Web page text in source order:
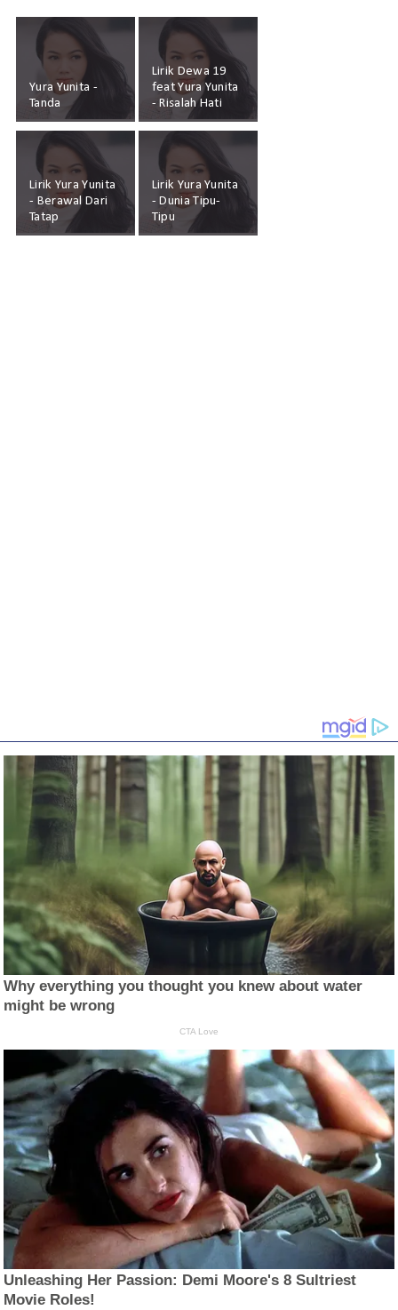
Yura Yunita -
Tanda
Lirik Dewa 19
feat Yura Yunita
- Risalah Hati
Lirik Yura Yunita
- Berawal Dari
Tatap
Lirik Yura Yunita
- Dunia Tipu-
Tipu